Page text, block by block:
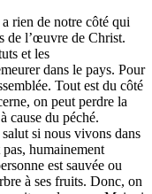
rien de notre côté qui
de l’œuvre de Christ.
et les
dans le pays. Pour
Tout est du côté
on peut perdre la
cause du péché.
si nous vivons dans
humainement
est sauvée ou
à ses fruits. Donc, on